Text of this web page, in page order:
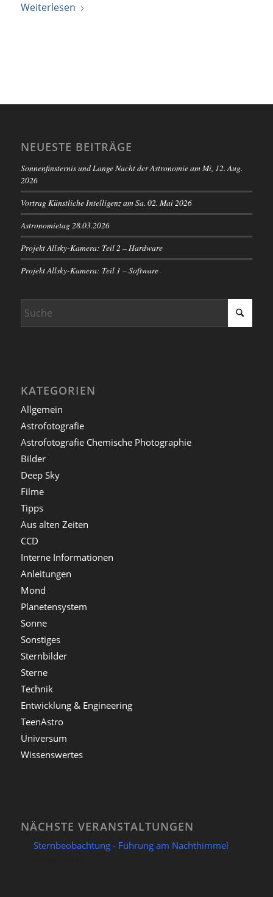
Weiterlesen
NEUESTE BEITRÄGE
Sonnenfinsternis und Lange Nacht der Astronomie am Mi, 12. Aug.
2026
Vortrag Künstliche Intelligenz am Sa. 02. Mai 2026
Astronomietag 28.03.2026
Projekt Allsky-Kamera: Teil 2 – Hardware
Projekt Allsky-Kamera: Teil 1 – Software
KATEGORIEN
Allgemein
Astrofotografie
Astrofotografie Chemische Photographie
Bilder
Deep Sky
Filme
Tipps
Aus alten Zeiten
CCD
Interne Informationen
Anleitungen
Mond
Planetensystem
Sonne
Sonstiges
Sternbilder
Sterne
Technik
Entwicklung & Engineering
TeenAstro
Universum
Wissenswertes
NÄCHSTE VERANSTALTUNGEN
Sternbeobachtung - Führung am Nachthimmel